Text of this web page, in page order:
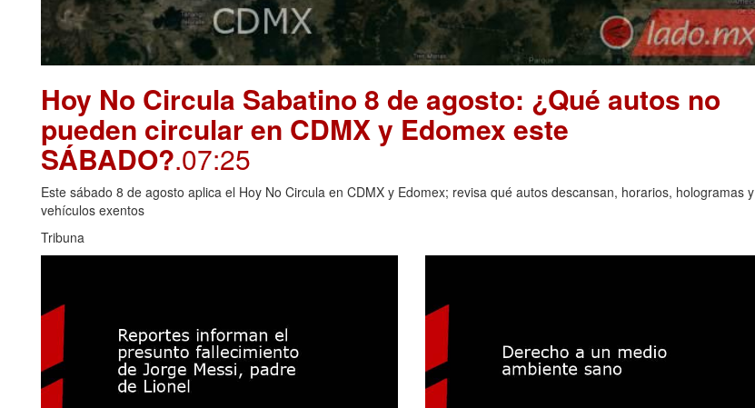
Hoy No Circula Sabatino 8 de agosto: ¿Qué autos no
pueden circular en CDMX y Edomex este
SÁBADO?.07:25
Este sábado 8 de agosto aplica el Hoy No Circula en CDMX y Edomex; revisa qué autos descansan, horarios, hologramas y
vehículos exentos
Tribuna